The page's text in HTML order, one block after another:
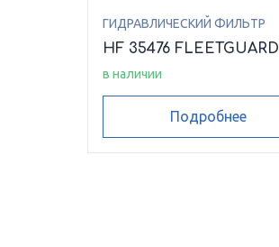
ГИДРАВЛИЧЕСКИЙ ФИЛЬТР
HF 35476 FLEETGUARD
в наличии
Подробнее